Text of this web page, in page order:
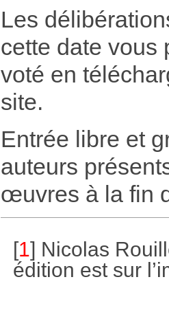
Les
cette date vous
voté en
site.
Entrée libre et
auteurs
œuvres à la fin
[1] Nicolas
édition est sur